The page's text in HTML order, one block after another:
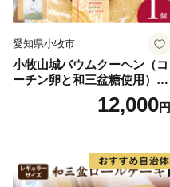
愛知県小牧市
小牧山城バウムクーヘン（コ
ーチン卵と和三盆糖使用）
名古屋コーチン バームクー
ヘン 和三盆 小牧銘菓 バウム
12,000円